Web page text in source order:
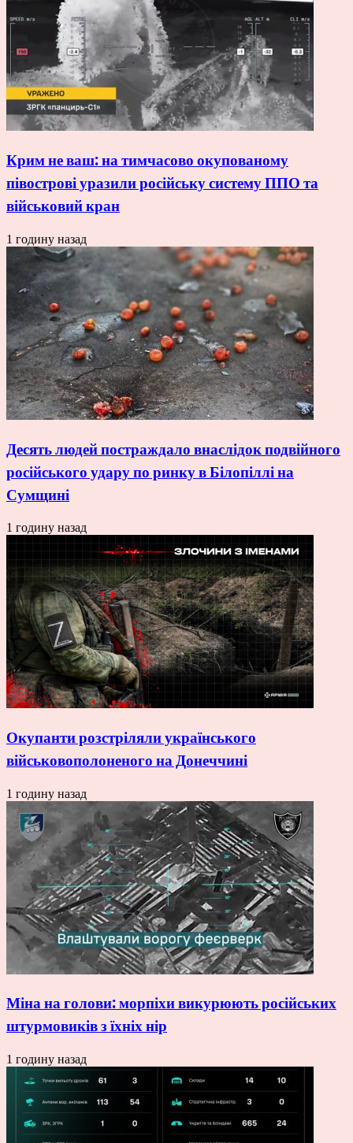
Крим не ваш: на тимчасово окупованому
півострові уразили російську систему ППО та
військовий кран
1 годину назад
Десять людей постраждало внаслідок подвійного
російського удару по ринку в Білопіллі на
Сумщині
1 годину назад
Окупанти розстріляли українського
військовополоненого на Донеччині
1 годину назад
Міна на голови: морпіхи викурюють російських
штурмовиків з їхніх нір
1 годину назад